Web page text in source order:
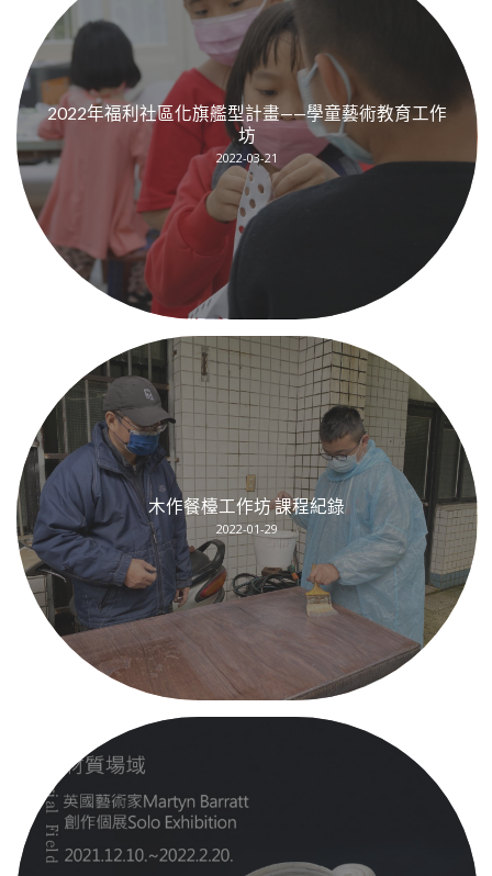
2022年福利社區化旗艦型計畫——學童藝術教育工作
坊
2022-03-21
木作餐檯工作坊 課程紀錄
2022-01-29